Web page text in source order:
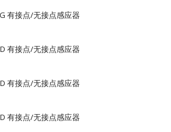
有接点/无接点感应器
有接点/无接点感应器
有接点/无接点感应器
有接点/无接点感应器